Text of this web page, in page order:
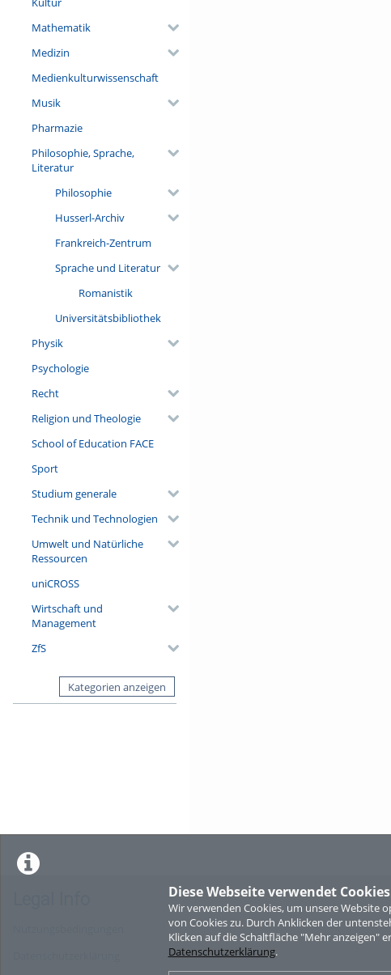
Diese Webseite verwendet Cookies
Wir verwenden Cookies, um unsere Website
von Cookies zu. Durch Anklicken der
Klicken auf die Schaltfläche "Mehr anzeigen"
Datenschutzerklärung.
Mathematik
Medizin
Medienkulturwissenschaft
Musik
Pharmazie
Philosophie, Sprache,
Literatur
Philosophie
Husserl-Archiv
Frankreich-Zentrum
Sprache und Literatur
Romanistik
Universitätsbibliothek
Physik
Psychologie
Recht
Religion und Theologie
School of Education FACE
Sport
Studium generale
Technik und Technologien
Umwelt und Natürliche
Ressourcen
uniCROSS
Wirtschaft und
Management
ZfS
Kategorien anzeigen